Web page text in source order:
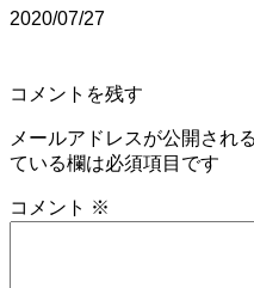
2020/07/27
コメントを残す
メールアドレスが公開され
ている欄は必須項目です
コメント ※